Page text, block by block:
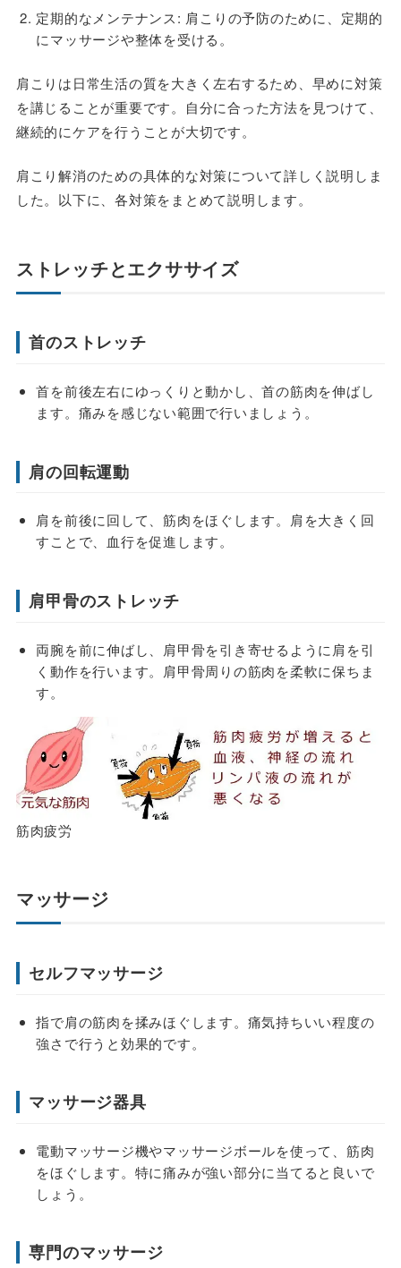
定期的なメンテナンス: 肩こりの予防のために、定期的
にマッサージや整体を受ける。
肩こりは日常生活の質を大きく左右するため、早めに対策
を講じることが重要です。自分に合った方法を見つけて、
継続的にケアを行うことが大切です。
肩こり解消のための具体的な対策について詳しく説明しま
した。以下に、各対策をまとめて説明します。
ストレッチとエクササイズ
首のストレッチ
首を前後左右にゆっくりと動かし、首の筋肉を伸ばし
ます。痛みを感じない範囲で行いましょう。
肩の回転運動
肩を前後に回して、筋肉をほぐします。肩を大きく回
すことで、血行を促進します。
肩甲骨のストレッチ
両腕を前に伸ばし、肩甲骨を引き寄せるように肩を引
く動作を行います。肩甲骨周りの筋肉を柔軟に保ちま
す。
筋肉疲労
マッサージ
セルフマッサージ
指で肩の筋肉を揉みほぐします。痛気持ちいい程度の
強さで行うと効果的です。
マッサージ器具
電動マッサージ機やマッサージボールを使って、筋肉
をほぐします。特に痛みが強い部分に当てると良いで
しょう。
専門のマッサージ